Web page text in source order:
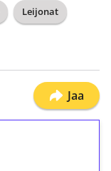
Leijonat
Jaa